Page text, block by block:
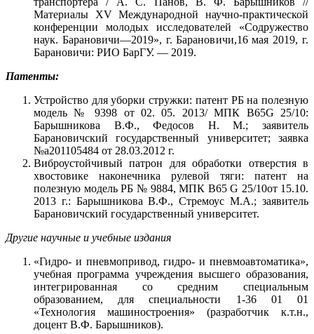
Материалы XV Международной научно-практической
конференции молодых исследователей «Содружество
наук. Барановичи––2019», г. Барановичи,16 мая 2019, г.
Барановичи: РИО БарГУ. — 2019.
Патенты:
Устройство для уборки стружки: патент РБ на полезную
модель № 9398 от 02. 05. 2013/ МПК B65G 25/10:
Барышникова В.Ф., Федосов Н. М.; заявитель
Барановичский государственный университет; заявка
№a201105484 от 28.03.2012 г.
Виброустойчивый патрон для обработки отверстия в
хвостовике наконечника рулевой тяги: патент на
полезную модель РБ № 9884, МПК В65 G 25/10от 15.10.
2013 г.: Барышникова В.Ф., Стремоус М.А.; заявитель
Барановичский государственный университет.
Другие научные и учебные издания
«Гидро- и пневмопривод, гидро- и пневмоавтоматика»,
учебная программа учреждения высшего образования,
интегрированная со средним специальным
образованием, для специальности 1-36 01 01
«Технология машиностроения» (разработчик к.т.н.,
доцент В.Ф. Барышников).